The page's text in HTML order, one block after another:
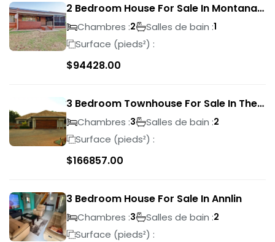
2 Bedroom House For Sale In Montana
ParkChambres :2 Salles de bain :1
Surface (pieds²) :
$94428.00
3 Bedroom Townhouse For Sale In The
WildsChambres :3 Salles de bain :2
Surface (pieds²) :
$166857.00
3 Bedroom House For Sale In Annlin
Chambres :3 Salles de bain :2
Surface (pieds²) :